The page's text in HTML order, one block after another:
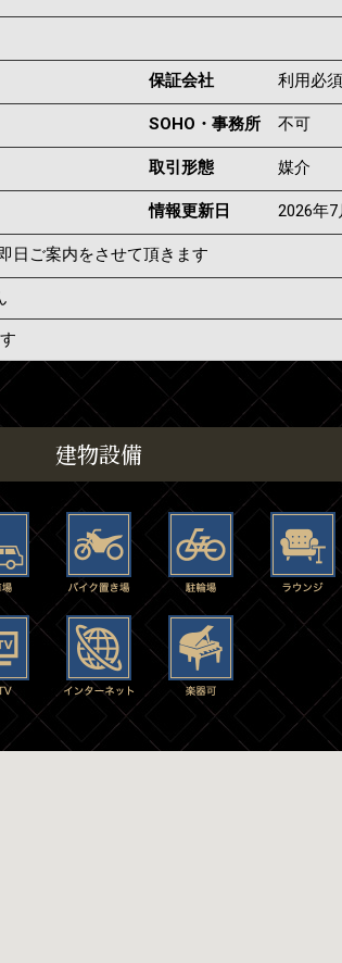
保証会社 利用必須
SOHO・事務所 不可
取引形態 媒介
情報更新日 2026年
日ご案内をさせて頂きます
建物設備